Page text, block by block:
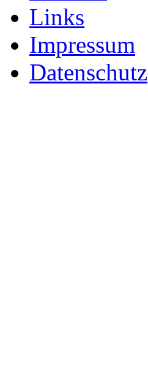
Links
Impressum
Datenschutz